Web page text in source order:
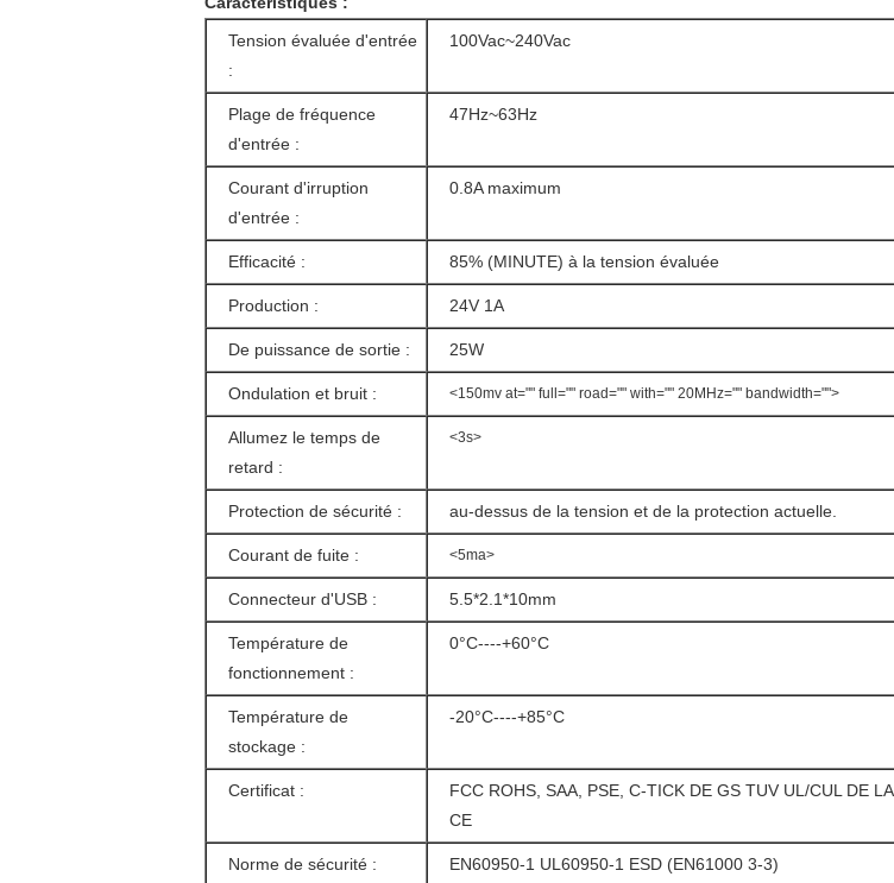
Tension évaluée d'entrée
:
100Vac~240Vac
Plage de fréquence
d'entrée :
47Hz~63Hz
Courant d'irruption
d'entrée :
0.8A maximum
Efficacité : 85% (MINUTE) à la tension évaluée
Production : 24V 1A
De puissance de sortie : 25W
Ondulation et bruit : <150mv at="" full="" road="" with="" 20MHz="" bandwidth="">
Allumez le temps de
retard :
<3s>
Protection de sécurité : au-dessus de la tension et de la protection actuelle.
Courant de fuite : <5ma>
Connecteur d'USB : 5.5*2.1*10mm
Température de
fonctionnement :
0°C----+60°C
Température de
stockage :
-20°C----+85°C
Certificat :
FCC ROHS, SAA, PSE, C-TICK DE GS TUV UL/CUL DE LA
CE
Norme de sécurité :
EN60950-1 UL60950-1 ESD (EN61000 3-3)